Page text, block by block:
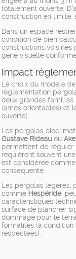
totalement ouverte.
construction en limite,
Dans un espace
condition de bien
constructions voisines
gêne visuelle
Impact
Le choix du modèle
réglementation
deux grandes familles
lames orientables) et
ouverte).
Les pergolas
Gustave Rideau ou
permettent de réguler
requièrent souvent une
est considérée
conséquente.
Les pergolas légères,
comme Hespéride,
caractéristiques
surface de plancher
dommage pour le
formalités (à
respectées).